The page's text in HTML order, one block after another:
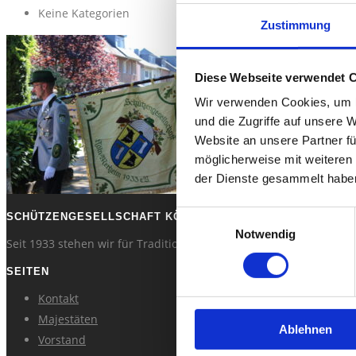
Zustimmung
Diese Webseite verwendet
Wir verwenden Cookies,
und die Zugriffe auf unsere
Website an unsere Partner
möglicherweise mit
der Dienste gesammelt
Einwilligungsauswahl
Notwendig
Ablehnen
KONTAKT
Keine Kategorien
SCHÜTZENGESELLSCHAFT KÖLN MERHEIM 1933 E.V.
Seit 1933 stehen wir für Tradition, Gemeinschaft und den
SEITEN
Kontakt
Majestäten
Vorstand